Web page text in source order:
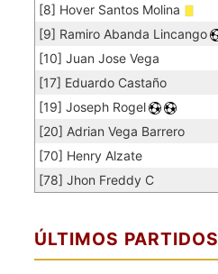
[8] Hover Santos Molina
[9] Ramiro Abanda Lincango
[10] Juan Jose Vega
[17] Eduardo Castaño
[19] Joseph Rogel
[20] Adrian Vega Barrero
[70] Henry Alzate
[78] Jhon Freddy C
ÚLTIMOS PARTIDOS